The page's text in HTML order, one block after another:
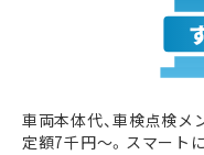
車両本体代、車検点検メ
定額7千円〜。スマート